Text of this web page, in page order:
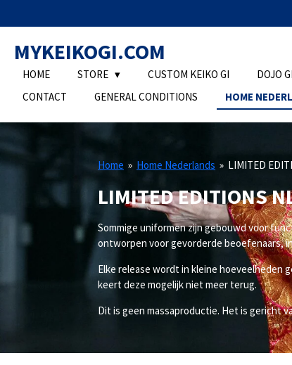
direct
naar
de
hoofdinhoud
MYKEIKOGI.COM
HOME STORE CUSTOM KEIKO GI DOJO
CONTACT
GENERAL CONDITIONS HOME
Home » Home Nederlands » LIMITED
LIMITED EDITIONS
Sommige uniformen zijn gebouwd voor
ontworpen voor gevorderde beoefenaars,
Elke release wordt in kleine
keert deze mogelijk niet meer terug.
Dit is geen massaproductie. Het is gericht